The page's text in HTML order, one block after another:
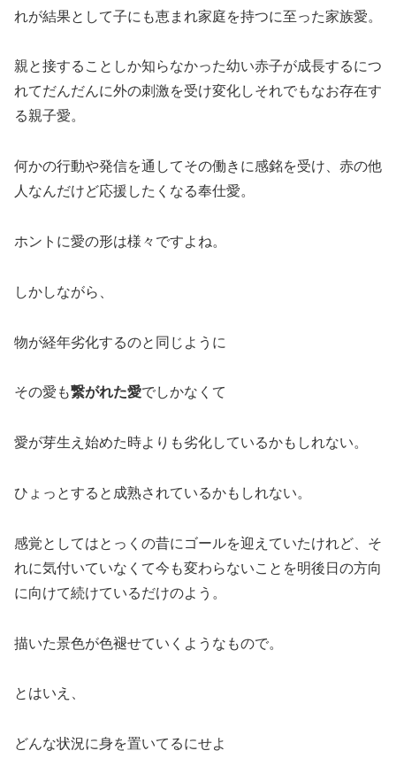
れが結果として子にも恵まれ家庭を持つに至った家族愛。
親と接することしか知らなかった幼い赤子が成長するにつ
れてだんだんに外の刺激を受け変化しそれでもなお存在す
る親子愛。
何かの行動や発信を通してその働きに感銘を受け、赤の他
人なんだけど応援したくなる奉仕愛。
ホントに愛の形は様々ですよね。
しかしながら、
物が経年劣化するのと同じように
その愛も繋がれた愛でしかなくて
愛が芽生え始めた時よりも劣化しているかもしれない。
ひょっとすると成熟されているかもしれない。
感覚としてはとっくの昔にゴールを迎えていたけれど、そ
れに気付いていなくて今も変わらないことを明後日の方向
に向けて続けているだけのよう。
描いた景色が色褪せていくようなもので。
とはいえ、
どんな状況に身を置いてるにせよ